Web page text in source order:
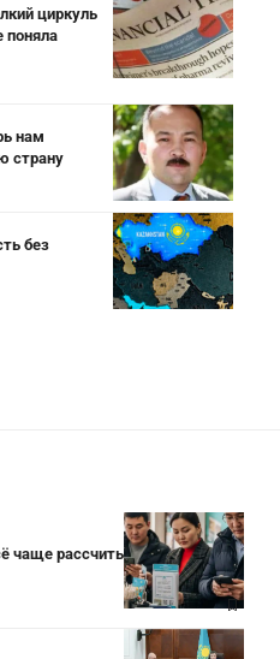
циркуль
поняла
нам
страну
без
чаще рассчитываются